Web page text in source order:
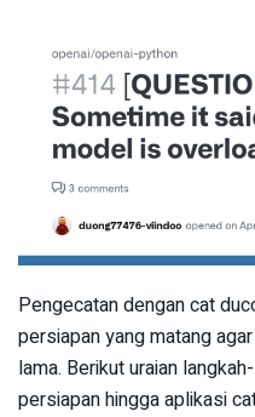
Pengecatan dengan cat
persiapan yang matang
lama. Berikut uraian
persiapan hingga aplikasi